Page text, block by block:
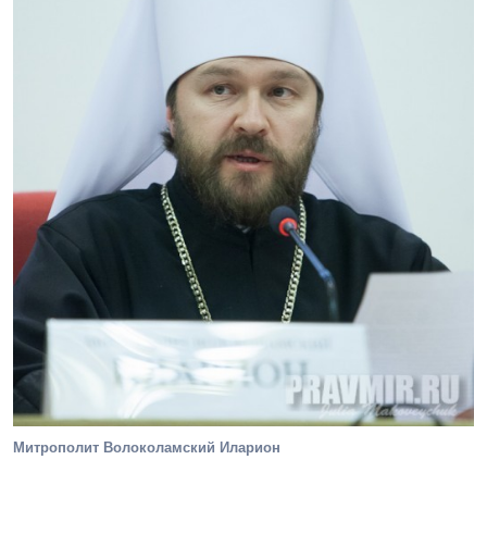
Митрополит Волоколамский Иларион